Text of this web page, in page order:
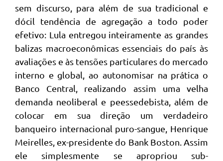
sem discurso, para além de sua tradicional e
dócil tendência de agregação a todo poder
efetivo: Lula entregou inteiramente as grandes
balizas macroeconômicas essenciais do país às
avaliações e às tensões particulares do mercado
interno e global, ao autonomisar na prática o
Banco Central, realizando assim uma velha
demanda neoliberal e peessedebista, além de
colocar em sua direção um verdadeiro
banqueiro internacional puro-sangue, Henrique
Meirelles, ex-presidente do Bank Boston. Assim
ele simplesmente se apropriou sub-